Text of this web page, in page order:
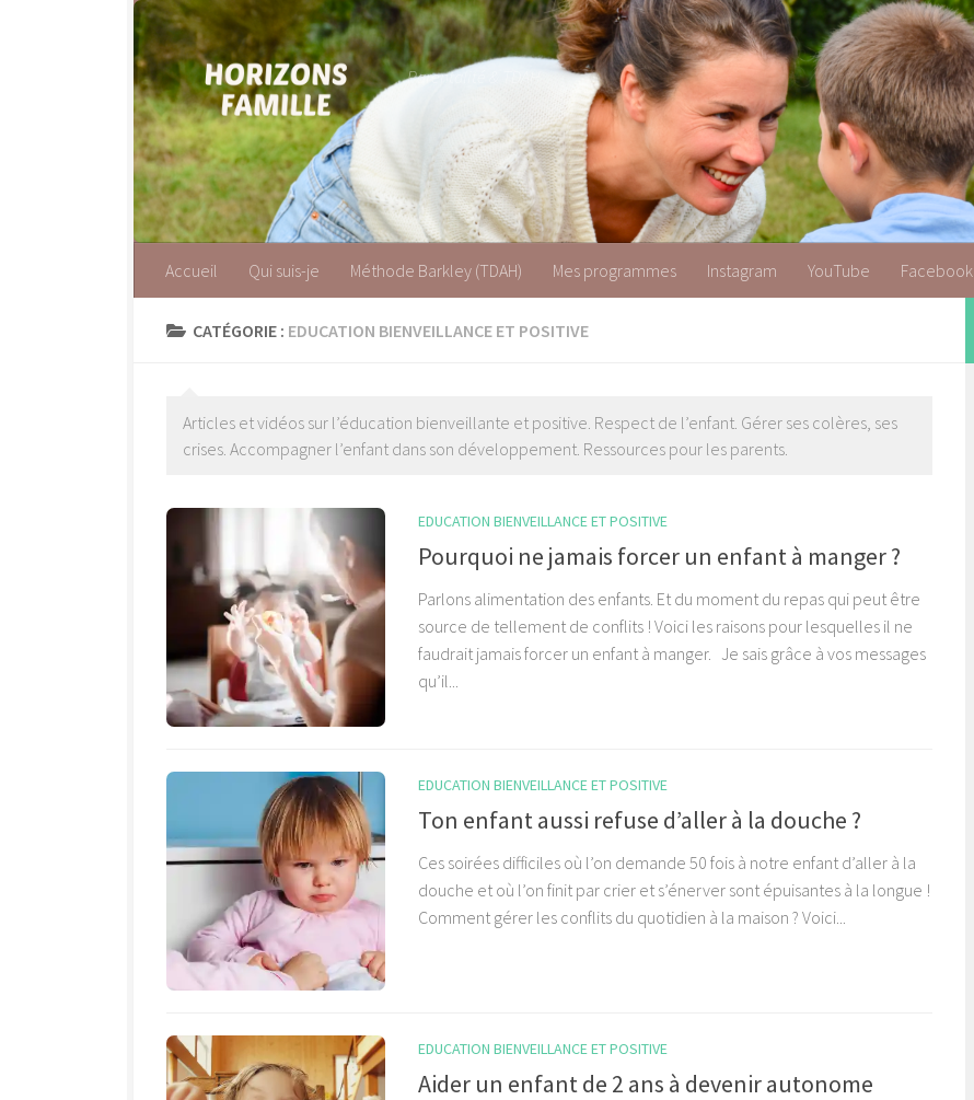
Skip to content
Parentalité & TDAH
Accueil Qui suis-je Méthode Barkley (TDAH) Mes programmes Instagram YouTube Facebook
CATÉGORIE : EDUCATION BIENVEILLANCE ET POSITIVE
Articles et vidéos sur l’éducation bienveillante et positive. Respect de l’enfant. Gérer ses colères, ses
crises. Accompagner l’enfant dans son développement. Ressources pour les parents.
EDUCATION BIENVEILLANCE ET POSITIVE
Pourquoi ne jamais forcer un enfant à manger ?
Parlons alimentation des enfants. Et du moment du repas qui peut être
source de tellement de conflits ! Voici les raisons pour lesquelles il ne
faudrait jamais forcer un enfant à manger. Je sais grâce à vos messages
qu’il...
EDUCATION BIENVEILLANCE ET POSITIVE
Ton enfant aussi refuse d’aller à la douche ?
Ces soirées difficiles où l’on demande 50 fois à notre enfant d’aller à la
douche et où l’on finit par crier et s’énerver sont épuisantes à la longue !
Comment gérer les conflits du quotidien à la maison ? Voici...
EDUCATION BIENVEILLANCE ET POSITIVE
Aider un enfant de 2 ans à devenir autonome